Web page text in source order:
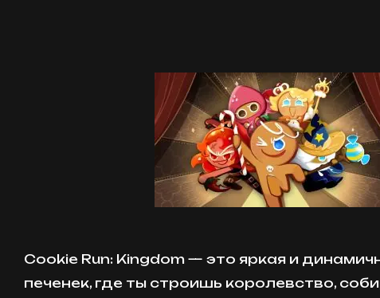
Cookie Run: Kingdom — это яркая и
печенек, где ты строишь королевство,